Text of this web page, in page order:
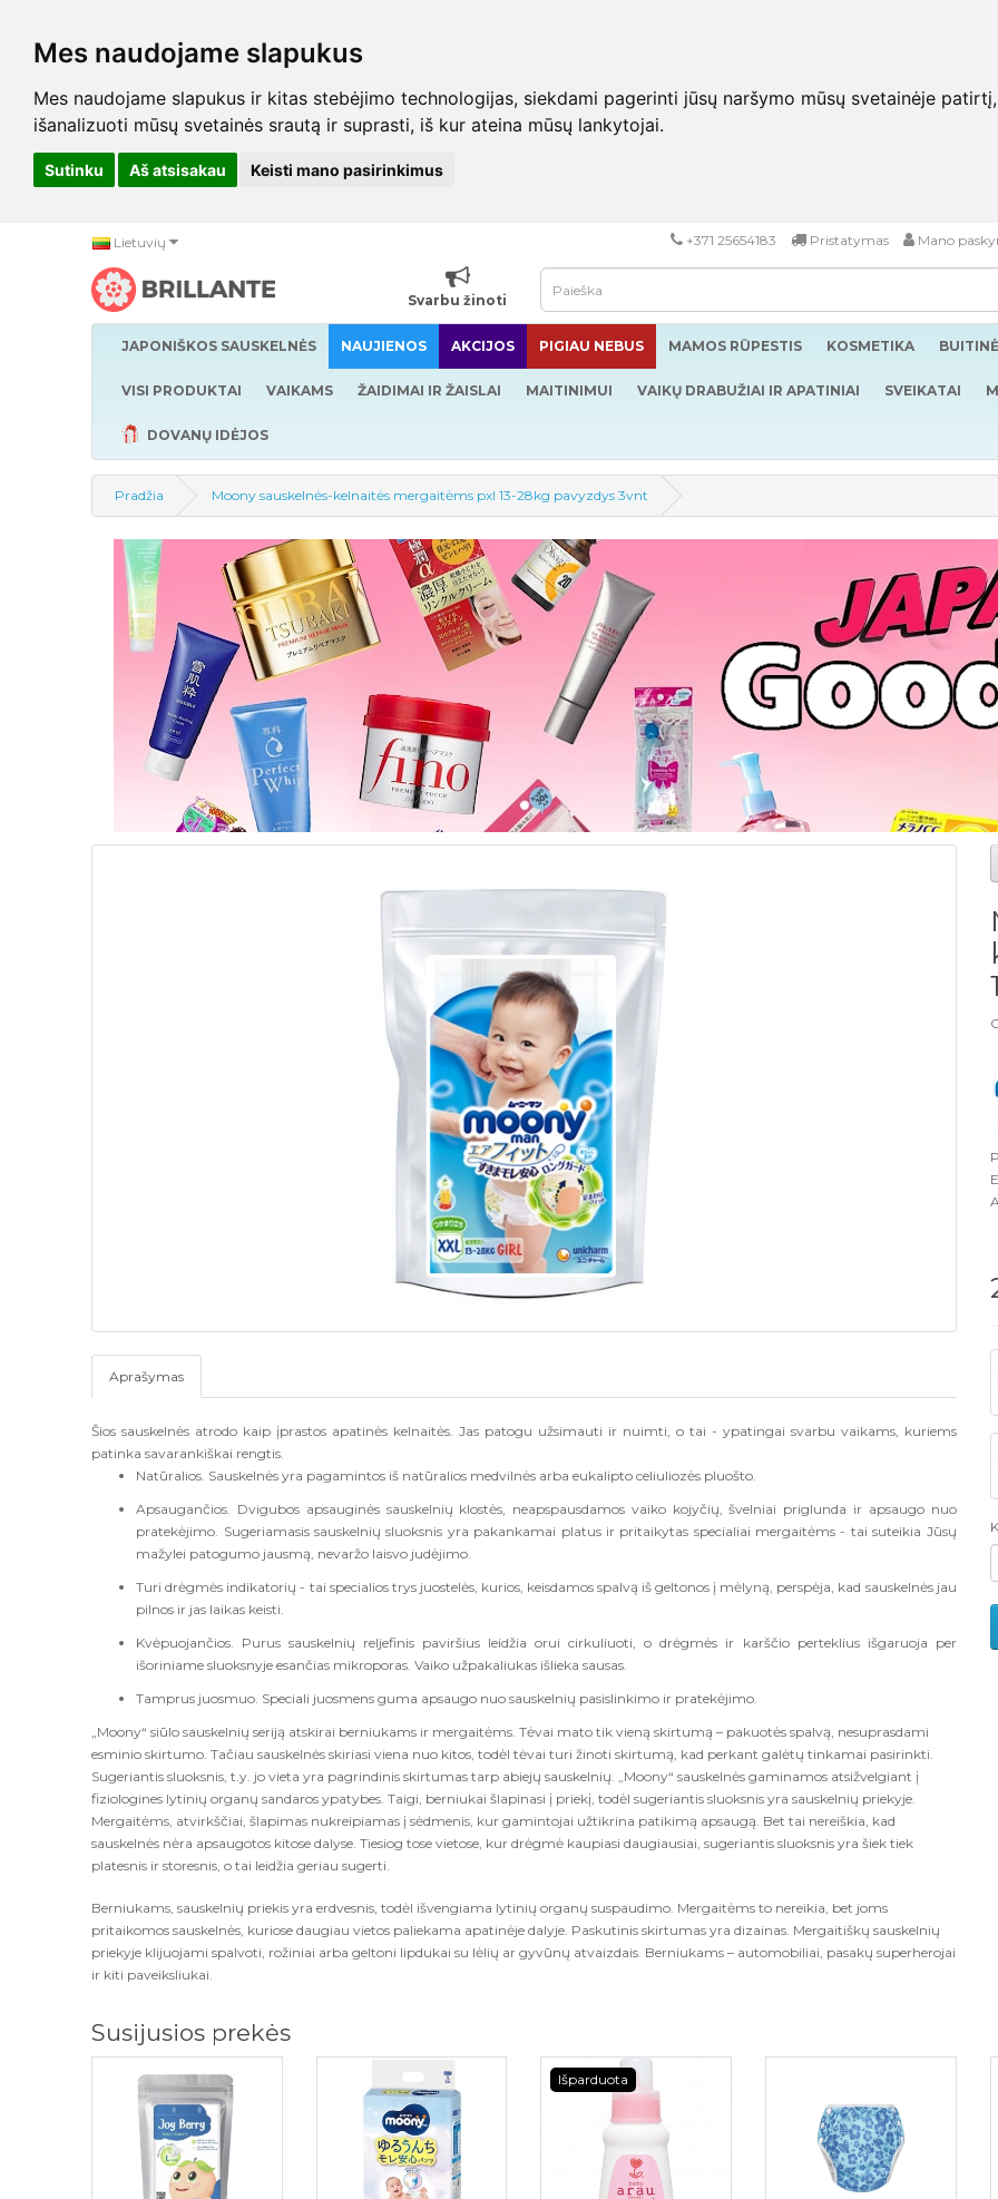
Mes naudojame slapukus
Mes naudojame slapukus ir kitas stebėjimo technologijas, siekdami pagerinti jūsų naršymo mūsų svetainėje
išanalizuoti mūsų svetainės srautą ir suprasti, iš kur ateina mūsų lankytojai.
Sutinku Aš atsisakau Keisti mano pasirinkimus
Lietuvių +371 25654183 Pristatymas Mano
Svarbu žinoti
JAPONIŠKOS SAUSKELNĖS NAUJIENOS AKCIJOS PIGIAU NEBUS MAMOS RŪPESTIS KOSMETIKA
VISI PRODUKTAI VAIKAMS ŽAIDIMAI IR ŽAISLAI MAITINIMUI VAIKŲ DRABUŽIAI IR APATINIAI SVEIKATAI
DOVANŲ IDĖJOS
Pradžia Moony sauskelnės-kelnaitės mergaitėms pxl 13-28kg pavyzdys 3vnt
Aprašymas
Šios sauskelnės atrodo kaip įprastos apatinės kelnaitės. Jas patogu užsimauti ir nuimti, o tai - ypatingai svarbu vaikams, kuriems
patinka savarankiškai rengtis.
Natūralios. Sauskelnės yra pagamintos iš natūralios medvilnės arba eukalipto celiuliozės pluošto.
Apsaugančios. Dvigubos apsauginės sauskelnių klostės, neapspausdamos vaiko kojyčių, švelniai priglunda ir apsaugo nuo
pratekėjimo. Sugeriamasis sauskelnių sluoksnis yra pakankamai platus ir pritaikytas specialiai mergaitėms - tai suteikia Jūsų
mažylei patogumo jausmą, nevaržo laisvo judėjimo.
Turi drėgmės indikatorių - tai specialios trys juostelės, kurios, keisdamos spalvą iš geltonos į mėlyną, perspėja, kad sauskelnės jau
pilnos ir jas laikas keisti.
Kvėpuojančios. Purus sauskelnių reljefinis paviršius leidžia orui cirkuliuoti, o drėgmės ir karščio perteklius išgaruoja per
išoriniame sluoksnyje esančias mikroporas. Vaiko užpakaliukas išlieka sausas.
Tamprus juosmuo. Speciali juosmens guma apsaugo nuo sauskelnių pasislinkimo ir pratekėjimo.
„Moony“ siūlo sauskelnių seriją atskirai berniukams ir mergaitėms. Tėvai mato tik vieną skirtumą – pakuotės spalvą, nesuprasdami
esminio skirtumo. Tačiau sauskelnės skiriasi viena nuo kitos, todėl tėvai turi žinoti skirtumą, kad perkant galėtų tinkamai pasirinkti.
Sugeriantis sluoksnis, t.y. jo vieta yra pagrindinis skirtumas tarp abiejų sauskelnių. „Moony“ sauskelnės gaminamos atsižvelgiant į
fiziologines lytinių organų sandaros ypatybes. Taigi, berniukai šlapinasi į priekį, todėl sugeriantis sluoksnis yra sauskelnių priekyje.
Mergaitėms, atvirkščiai, šlapimas nukreipiamas į sėdmenis, kur gamintojai užtikrina patikimą apsaugą. Bet tai nereiškia, kad
sauskelnės nėra apsaugotos kitose dalyse. Tiesiog tose vietose, kur drėgmė kaupiasi daugiausiai, sugeriantis sluoksnis yra šiek tiek
platesnis ir storesnis, o tai leidžia geriau sugerti.
Berniukams, sauskelnių priekis yra erdvesnis, todėl išvengiama lytinių organų suspaudimo. Mergaitėms to nereikia, bet joms
pritaikomos sauskelnės, kuriose daugiau vietos paliekama apatinėje dalyje. Paskutinis skirtumas yra dizainas. Mergaitiškų sauskelnių
priekyje klijuojami spalvoti, rožiniai arba geltoni lipdukai su lėlių ar gyvūnų atvaizdais. Berniukams – automobiliai, pasakų superherojai
ir kiti paveiksliukai.
Susijusios prekės
Išparduota